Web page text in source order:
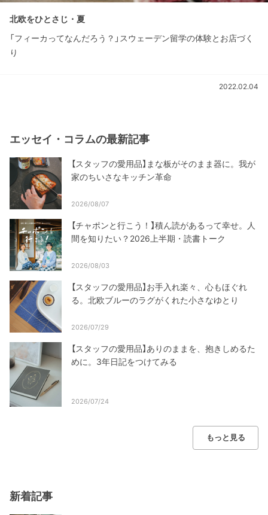
北欧をひとさじ・夏
「フィーカってなんだろう？」スウェーデン留学の体験とお店づく
り
2022.02.04
エッセイ・コラムの最新記事
【スタッフの愛用品】まな板がそのまま器に。我が
家のちいさなキッチン革命
2026/08/07
【チャポンと行こう！】積ん読があるって幸せ。人
間を知りたい？2026上半期・読書トーク
2026/08/03
【スタッフの愛用品】お手入れ楽々、心もほぐれ
る。北欧ブルーのラグがくれた小さなゆとり
2026/07/29
【スタッフの愛用品】ありのままを、抱きしめるた
めに。3年日記をつけてみる
2026/07/24
もっと見る
新着記事